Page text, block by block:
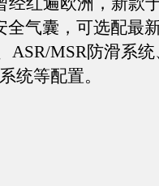
全气囊，可选配最
ASR/MSR防滑系
统等配置。